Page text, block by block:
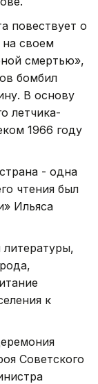
повествует о
своем
смертью»,
бомбил
В основу
летчика-
1966 году
- одна
чтения был
Ильяса
литературы,
к
Советского